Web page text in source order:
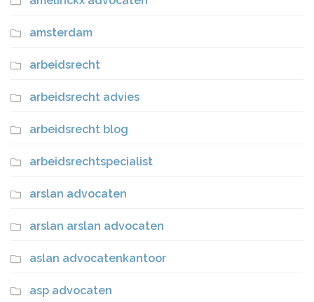
amsterdam
arbeidsrecht
arbeidsrecht advies
arbeidsrecht blog
arbeidsrechtspecialist
arslan advocaten
arslan arslan advocaten
aslan advocatenkantoor
asp advocaten